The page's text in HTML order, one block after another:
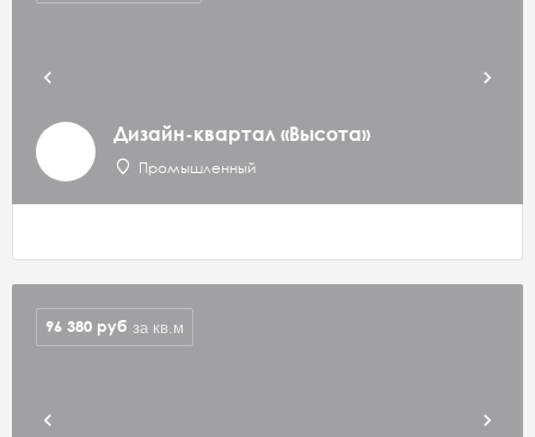
Дизайн-квартал «Высота»
Промышленный
96 380 руб за кв.м